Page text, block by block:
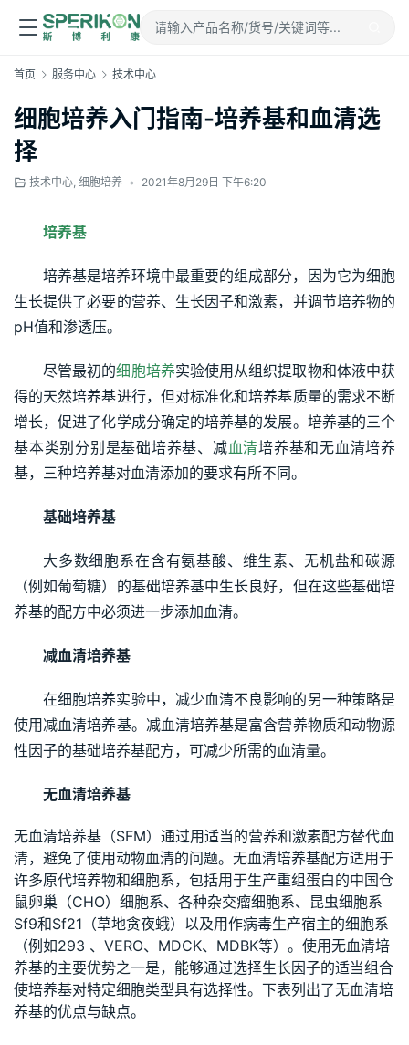
首页 服务中心 技术中心
细胞培养入门指南-培养基和血清选
择
技术中心, 细胞培养 • 2021年8月29日 下午6:20
培养基
培养基是培养环境中最重要的组成部分，因为它为细胞
生长提供了必要的营养、生长因子和激素，并调节培养物的
pH值和渗透压。
尽管最初的细胞培养实验使用从组织提取物和体液中获
得的天然培养基进行，但对标准化和培养基质量的需求不断
增长，促进了化学成分确定的培养基的发展。培养基的三个
基本类别分别是基础培养基、减血清培养基和无血清培养
基，三种培养基对血清添加的要求有所不同。
基础培养基
大多数细胞系在含有氨基酸、维生素、无机盐和碳源
（例如葡萄糖）的基础培养基中生长良好，但在这些基础培
养基的配方中必须进一步添加血清。
减血清培养基
在细胞培养实验中，减少血清不良影响的另一种策略是
使用减血清培养基。减血清培养基是富含营养物质和动物源
性因子的基础培养基配方，可减少所需的血清量。
无血清培养基
无血清培养基（SFM）通过用适当的营养和激素配方替代血
清，避免了使用动物血清的问题。无血清培养基配方适用于
许多原代培养物和细胞系，包括用于生产重组蛋白的中国仓
鼠卵巢（CHO）细胞系、各种杂交瘤细胞系、昆虫细胞系
Sf9和Sf21（草地贪夜蛾）以及用作病毒生产宿主的细胞系
（例如293 、VERO、MDCK、MDBK等）。使用无血清培
养基的主要优势之一是，能够通过选择生长因子的适当组合
使培养基对特定细胞类型具有选择性。下表列出了无血清培
养基的优点与缺点。